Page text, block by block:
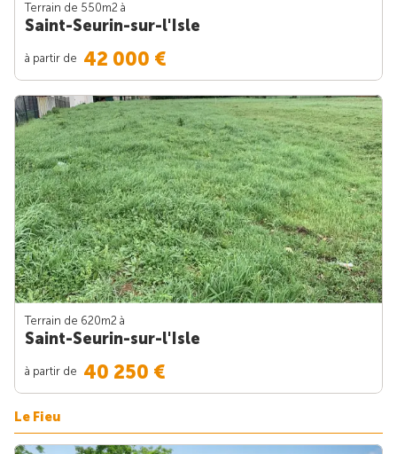
Terrain de 550m2 à
Saint-Seurin-sur-l'Isle
à partir de 42 000 €
Terrain de 620m2 à
Saint-Seurin-sur-l'Isle
à partir de 40 250 €
Le Fieu